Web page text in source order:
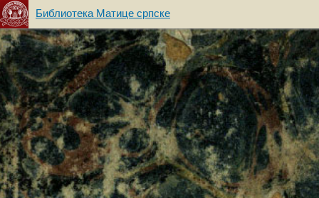
Библиотека Матице српске